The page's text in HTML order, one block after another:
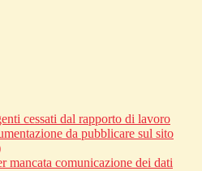
cessati dal rapporto di lavoro
da pubblicare sul sito
mancata comunicazione dei dati